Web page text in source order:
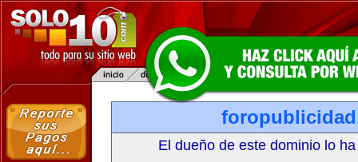
El dueño de este dominio lo